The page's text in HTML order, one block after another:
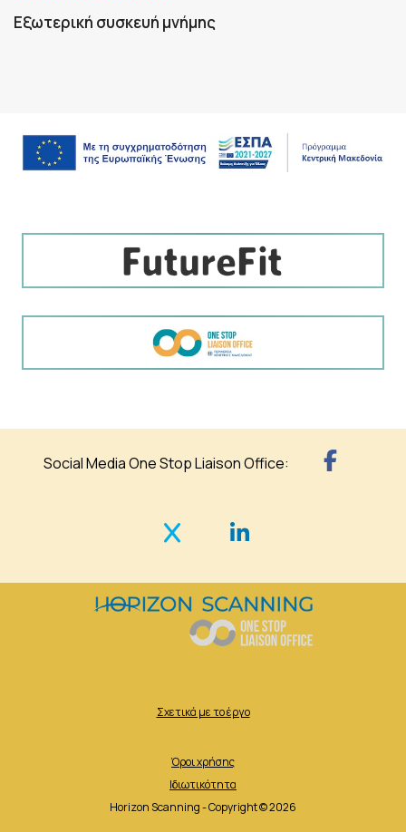
Eξωτερική συσκευή μνήμης
Social Media One Stop Liaison Office:
Σχετικά με το έργο
Όροι χρήσης
Ιδιωτικότητα
Horizon Scanning - Copyright © 2026